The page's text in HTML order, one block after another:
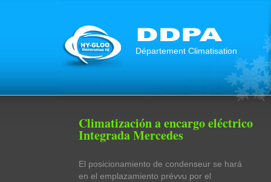
Département Climatisation
Climatización a encargo eléctrico
Integrada Mercedes
El posicionamiento de condenseur se hará
en el emplazamiento prévvu por el